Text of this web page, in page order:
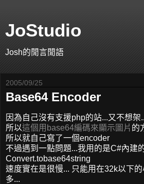
JoStudio
Josh的閒言閒語
2005/09/25
Base64 Encoder
因為自己沒有支援php的站...又不想架
所以這個用base64編碼來顯示圖片 的
所以就自己寫了一個encoder
不過遇到一點問題...我用的是C#內建
Convert.tobase64string
速度實在是很慢... 只能用在32k以下
多...